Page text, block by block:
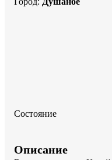
Состояние
Описание